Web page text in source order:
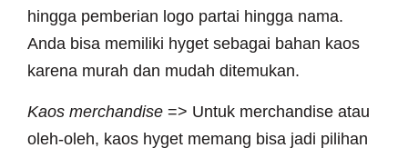
hingga pemberian logo partai hingga nama.
Anda bisa memiliki hyget sebagai bahan kaos
karena murah dan mudah ditemukan.
Kaos merchandise => Untuk merchandise atau
oleh-oleh, kaos hyget memang bisa jadi pilihan